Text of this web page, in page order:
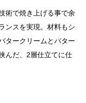
術で焼き上げる事で余
ンスを実現。材料もシ
タークリームとバター
んだ、2層仕立てに仕